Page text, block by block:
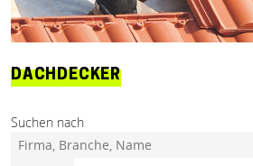
DACHDECKER
Suchen nach